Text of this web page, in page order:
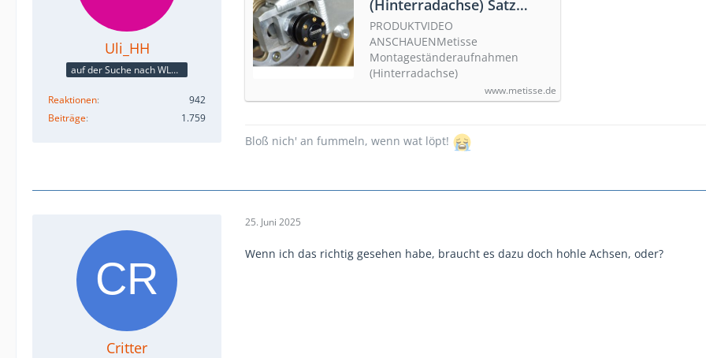
Uli_HH
auf der Suche nach WLAN ...
Reaktionen
942
Beiträge
1.759
(Hinterradachse) Satz
Honda CB 1300
PRODUKTVIDEO
ANSCHAUENMetisse
Montageständeraufnahmen
(Hinterradachse)
www.metisse.de
Bloß nich' an fummeln, wenn wat löpt!
Critter
25. Juni 2025
Wenn ich das richtig gesehen habe, braucht es dazu doch hohle Achsen, oder?